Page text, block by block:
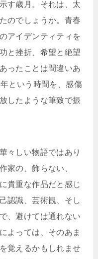
す歳月。それは、太
のでしょうか。青春
アイデンティティを
と挫折、希望と絶望
ったことは間違いあ
という時間を、感傷
したような筆致で振
々しい物語ではあり
家の、飾らない、
貴重な作品だと感じ
認識、芸術観、そし
、避けては通れない
よっては、そのあま
覚えるかもしれませ